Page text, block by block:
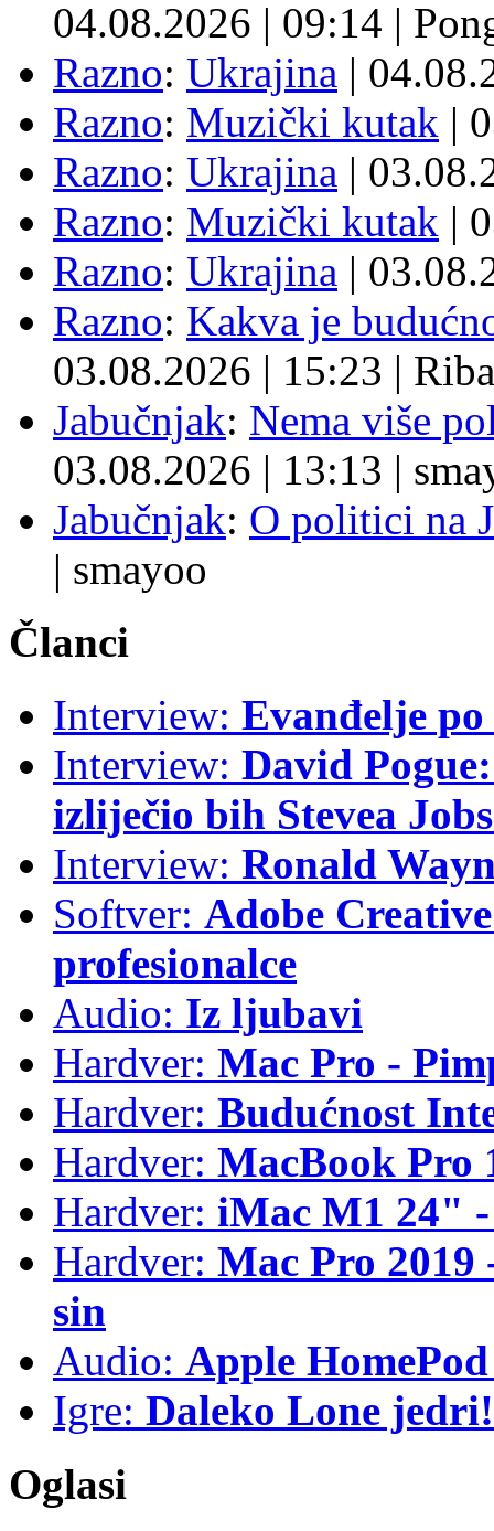
04.08.2026 | 09:14 |
Razno: Ukrajina |
Razno: Muzički kutak |
Razno: Ukrajina |
Razno: Muzički kutak |
Razno: Ukrajina |
Razno: Kakva je
03.08.2026 | 15:23 | Riba
Jabučnjak: Nema više
03.08.2026 | 13:13 |
Jabučnjak: O politici na
| smayoo
Članci
Interview: Evanđelje
Interview: David
izliječio bih Stevea
Interview: Ronald
Softver: Adobe
profesionalce
Audio: Iz ljubavi
Hardver: Mac Pro -
Hardver: Budućnost
Hardver: MacBook Pro
Hardver: iMac M1 24"
Hardver: Mac Pro
sin
Audio: Apple
Igre: Daleko Lone jedri!
Oglasi